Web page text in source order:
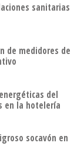
sanitarias
de medidores de
del
en la hotelería
socavón en